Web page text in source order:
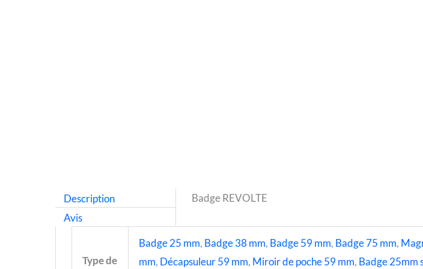
Description
Avis
Badge REVOLTE
Type de
Badge 25 mm, Badge 38 mm, Badge 59 mm, Badge 75 mm,
mm, Décapsuleur 59 mm, Miroir de poche 59 mm, Badge 25mm